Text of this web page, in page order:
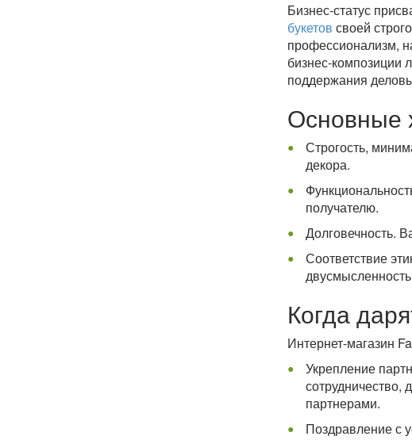
Бизнес-статус
букетов своей
профессионализм,
бизнес-композиции
поддержания
Основные
Строгость,
декора.
получателю.
Долговечность.
Соответствие
Когда
Интернет-магазин
Укрепление
партнерами.
Поздравление с